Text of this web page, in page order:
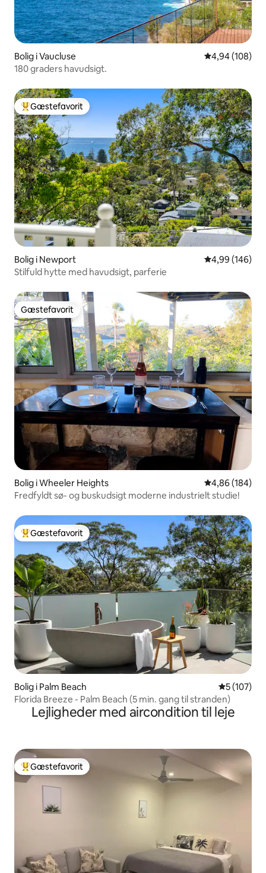
Bolig i Vaucluse 4,94 ud af 5 i
4,94 (108)
180 graders havudsigt.
Bedste gæstefavorit
Gæstefavorit
Bolig i Newport 4,99 ud af 5 i
4,99 (146)
Stilfuld hytte med havudsigt, parferie
Gæstefavorit
Gæstefavorit
Bolig i Wheeler Heights 4,86 ud af 5 i
4,86 (184)
Fredfyldt sø- og buskudsigt moderne industrielt studie!
Bedste gæstefavorit
Gæstefavorit
Bolig i Palm Beach 5 ud af 5 i
5 (107)
Florida Breeze - Palm Beach (5 min. gang til stranden)
Lejligheder med aircondition til leje
Bedste gæstefavorit
Gæstefavorit